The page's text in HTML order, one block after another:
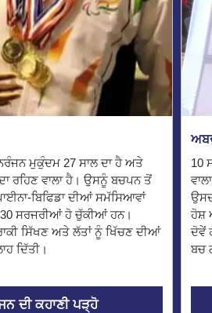
ਮੁਕੁੰਦਮ 27 ਸਾਲ ਦਾ ਹੈ ਅਤੇ
ਰਹਿਣ ਵਾਲਾ ਹੈ। ਉਸਨੂੰ ਬਚਪਨ ਤੋਂ
ਬਿਫਿਡਾ ਦੀਆਂ ਸਮੱਸਿਆਵਾਂ
ਸਰਜਰੀਆਂ ਹੋ ਚੁੱਕੀਆਂ ਹਨ।
ਸਿੱਖਣ ਅਤੇ ਲੱਤਾਂ ਨੂੰ ਖਿੱਚਣ ਦੀਆਂ
ਦਿੱਤੀ।
ਦੀ ਕਹਾਣੀ ਪੜ੍ਹੋ
10
ਹੋਸ਼
ਦੋਵੇਂ
ਬਚ